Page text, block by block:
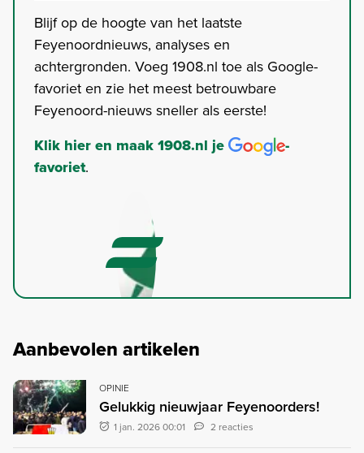
Blijf op de hoogte van het laatste
Feyenoordnieuws, analyses en
achtergronden. Voeg 1908.nl toe als Google-
favoriet en zie het meest betrouwbare
Feyenoord-nieuws sneller als eerste!
Klik hier en maak 1908.nl je
-
favoriet.
Aanbevolen artikelen
OPINIE
Gelukkig nieuwjaar Feyenoorders!
1 jan. 2026 00:01 2 reacties